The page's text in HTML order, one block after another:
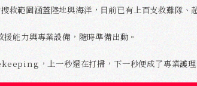
救範圍涵蓋陸地與海洋，目前已有上百支救難隊、
能力與專業設備，隨時準備出動。
，上一秒還在打掃，下一秒便成了專業護理